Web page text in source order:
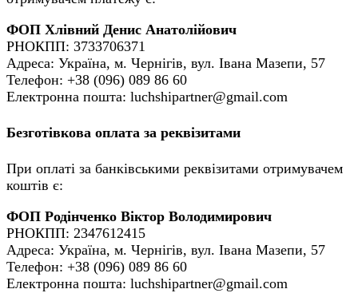
ФОП Хлівний Денис Анатолійович
РНОКПП: 3733706371
Адреса: Україна, м. Чернігів, вул. Івана Мазепи, 57
Телефон: +38 (096) 089 86 60
Електронна пошта: luchshipartner@gmail.com
Безготівкова оплата за реквізитами
При оплаті за банківськими реквізитами отримувачем
коштів є:
ФОП Родінченко Віктор Володимирович
РНОКПП: 2347612415
Адреса: Україна, м. Чернігів, вул. Івана Мазепи, 57
Телефон: +38 (096) 089 86 60
Електронна пошта: luchshipartner@gmail.com